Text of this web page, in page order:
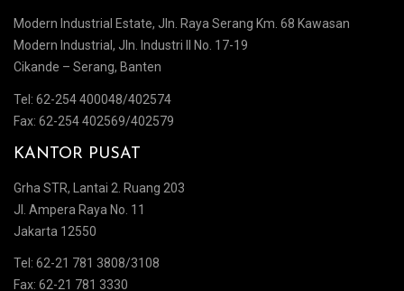
Modern Industrial Estate, Jln. Raya Serang Km. 68 Kawasan
Modern Industrial, Jln. Industri II No. 17-19
Cikande – Serang, Banten
Tel: 62-254 400048/402574
Fax: 62-254 402569/402579
KANTOR PUSAT
Grha STR, Lantai 2. Ruang 203
Jl. Ampera Raya No. 11
Jakarta 12550
Tel: 62-21 781 3808/3108
Fax: 62-21 781 3330